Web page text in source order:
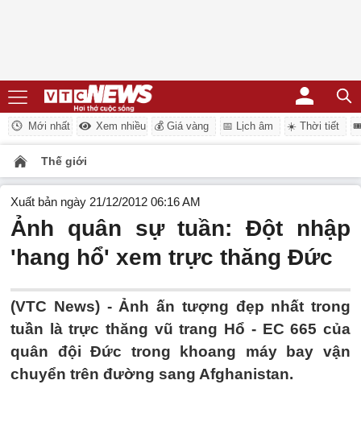
Mới nhất Xem nhiều 💰 Giá vàng 📅 Lịch âm ☀️ Thời tiết
Thế giới
Xuất bản ngày 21/12/2012 06:16 AM
Ảnh quân sự tuần: Đột nhập
'hang hổ' xem trực thăng Đức
(VTC News) - Ảnh ấn tượng đẹp nhất trong
tuần là trực thăng vũ trang Hổ - EC 665 của
quân đội Đức trong khoang máy bay vận
chuyển trên đường sang Afghanistan.